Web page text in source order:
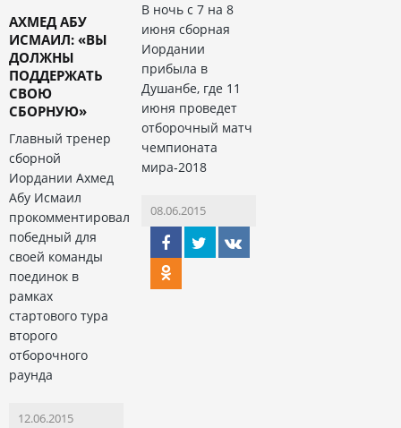
АХМЕД АБУ
ИСМАИЛ: «ВЫ
ДОЛЖНЫ
ПОДДЕРЖАТЬ
СВОЮ
СБОРНУЮ»
Главный тренер
сборной
Иордании Ахмед
Абу Исмаил
прокомментировал
победный для
своей команды
поединок в
рамках
стартового тура
второго
отборочного
раунда
12.06.2015
В ночь с 7 на 8
июня сборная
Иордании
прибыла в
Душанбе, где 11
июня проведет
отборочный матч
чемпионата
мира-2018
08.06.2015